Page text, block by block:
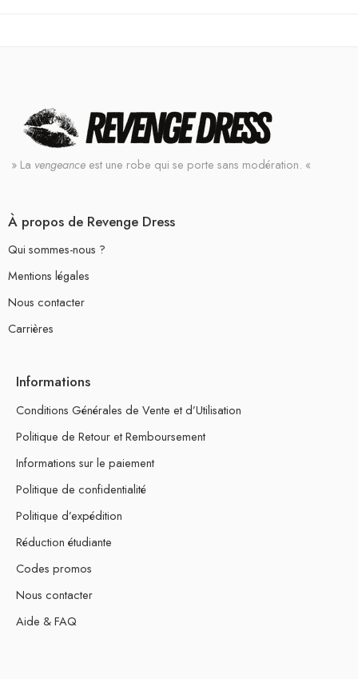
» La vengeance est une robe qui se porte sans modération. «
À propos de Revenge Dress
Qui sommes-nous ?
Mentions légales
Nous contacter
Carrières
Informations
Conditions Générales de Vente et d’Utilisation
Politique de Retour et Remboursement
Informations sur le paiement
Politique de confidentialité
Politique d’expédition
Réduction étudiante
Codes promos
Nous contacter
Aide & FAQ